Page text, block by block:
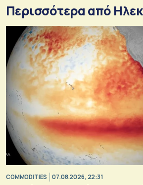
Περισσότερα από
COMMODITIES 07.08.2026, 22:31